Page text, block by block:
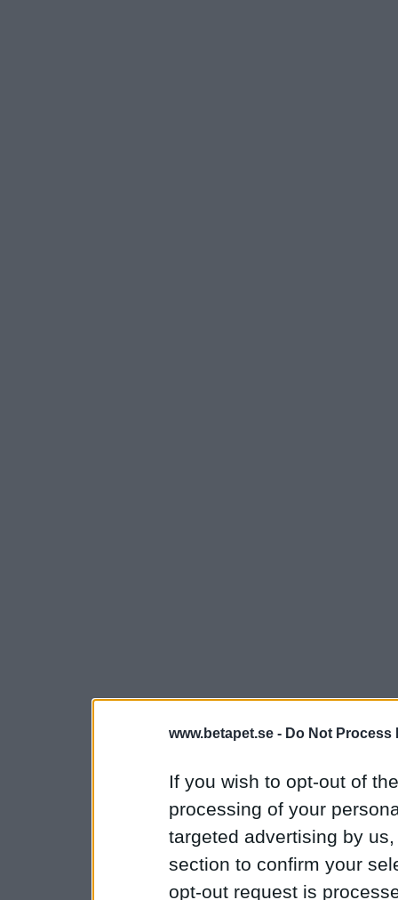
www.betapet.se - Do Not Process
If you wish to opt-out of
processing of your
targeted advertising by
section to confirm your
opt-out request is